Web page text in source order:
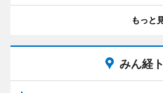
もっと
みん経